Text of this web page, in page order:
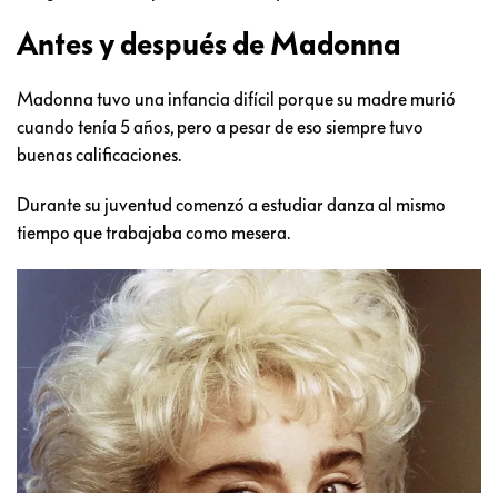
Antes y después de Madonna
Madonna tuvo una infancia difícil porque su madre murió
cuando tenía 5 años, pero a pesar de eso siempre tuvo
buenas calificaciones.
Durante su juventud comenzó a estudiar danza al mismo
tiempo que trabajaba como mesera.